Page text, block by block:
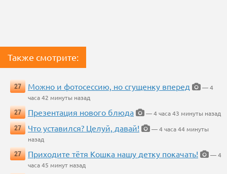
Также смотрите:
27 Можно и фотосессию, но сгущенку вперед
— 4
часа 42 минуты назад
27
Презентация нового блюда
— 4 часа 43 минуты назад
27
Что уставился? Целуй, давай!
— 4 часа 44 минуты
назад
27
Приходите тётя Кошка нашу детку покачать!
— 4
часа 45 минут назад